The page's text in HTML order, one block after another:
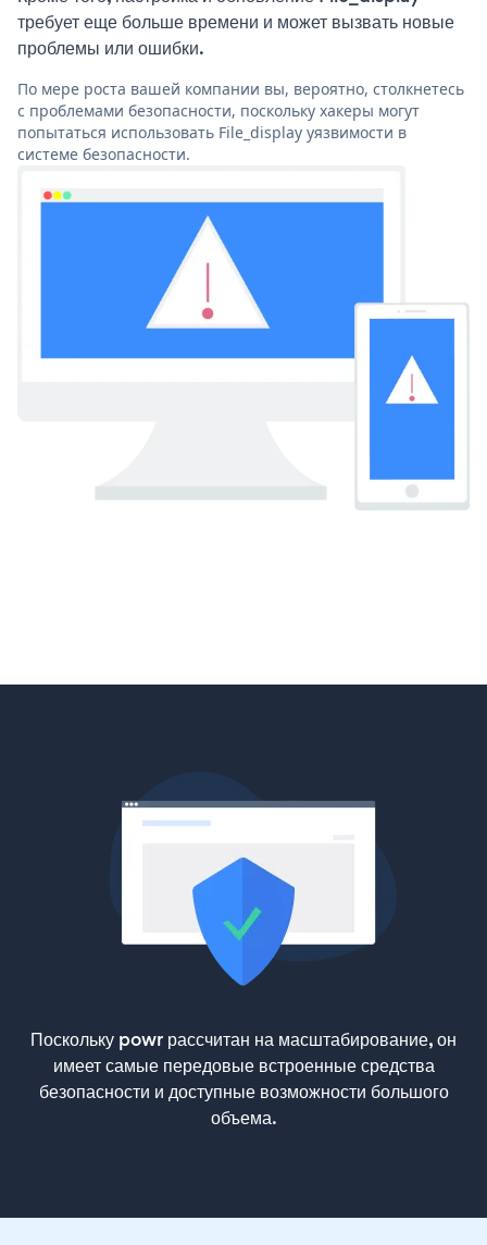
требует еще больше времени и может вызвать новые
проблемы или ошибки.
По мере роста вашей компании вы, вероятно, столкнетесь
с проблемами безопасности, поскольку хакеры могут
попытаться использовать File_display уязвимости в
системе безопасности.
Поскольку powr рассчитан на масштабирование, он
имеет самые передовые встроенные средства
безопасности и доступные возможности большого
объема.